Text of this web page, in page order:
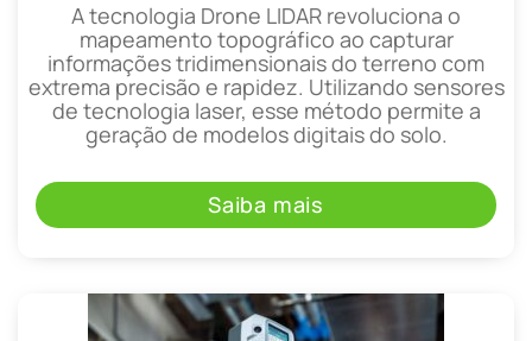
A tecnologia Drone LIDAR revoluciona o
mapeamento topográfico ao capturar
informações tridimensionais do terreno com
extrema precisão e rapidez. Utilizando sensores
de tecnologia laser, esse método permite a
geração de modelos digitais do solo.
Saiba mais